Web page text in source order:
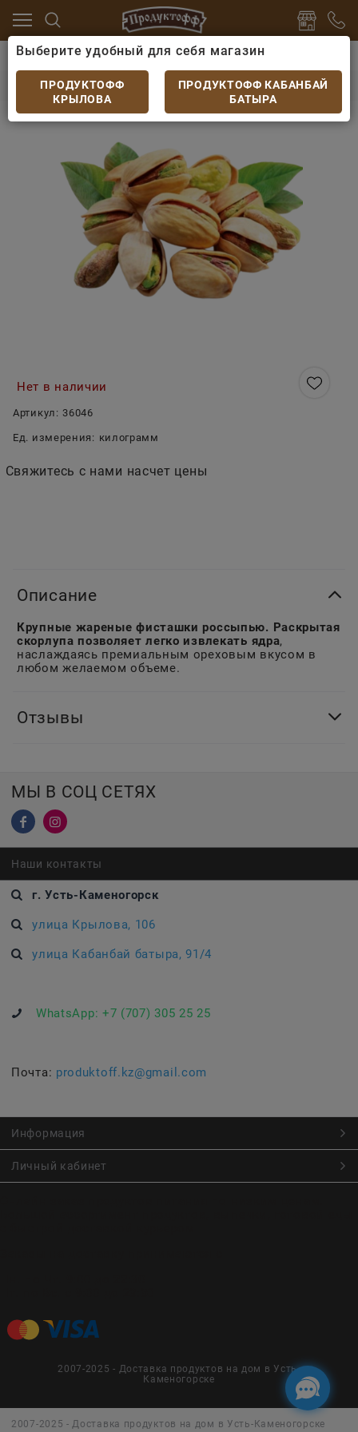
пиву Арахис, фисташки, семечки
Фисташки
Фисташки весовые
Нет в наличии
Артикул: 36046
Ед. измерения: килограмм
Свяжитесь с нами насчет цены
Описание
Крупные жареные фисташки россыпью. Раскрытая
скорлупа позволяет легко извлекать ядра,
наслаждаясь премиальным ореховым вкусом в
любом желаемом объеме.
Отзывы
МЫ В СОЦ СЕТЯХ
Наши контакты
г. Усть-Каменогорск
улица Крылова, 106
улица Кабанбай батыра, 91/4
WhatsApp: +7 (707) 305 25 25
Почта: produktoff.kz@gmail.com
Информация
Личный кабинет
2007-2025 - Доставка продуктов на дом в Усть-
Каменогорске
2007-2025 - Доставка продуктов на дом в Усть-Каменогорске
Выберите удобный для себя магазин
ПРОДУКТОФФ
КРЫЛОВА
ПРОДУКТОФФ КАБАНБАЙ
БАТЫРА